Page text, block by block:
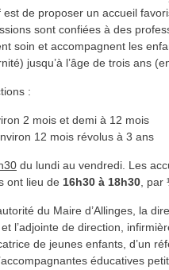
de proposer un accueil
sont confiées à des
soin et accompagnent les
jusqu’à l’âge de trois ans
:
2 mois et demi à 12 mois
12 mois révolus à 3 ans
du lundi au vendredi. Les
ont lieu de 16h30 à 18h30 ,
du Maire d’Allinges, la
l’adjointe de direction,
de jeunes enfants, d’un
éducatives